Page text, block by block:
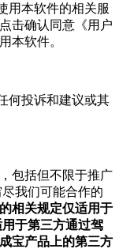
用本软件的相关服
击确认同意《用户
本软件。
何投诉和建议或其
包括但不限于推广
我们可能合作的
相关规定仅适用于
于第三方通过驾
宝产品上的第三方